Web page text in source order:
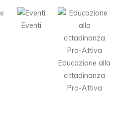
Eventi
Educazione alla
cittadinanza
Pro-Attiva